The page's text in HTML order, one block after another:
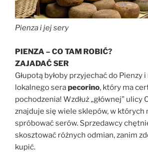
Pienza i jej sery
PIENZA – CO TAM ROBIĆ?
ZAJADAĆ SER
Głupotą byłoby przyjechać do Pienzy
lokalnego serapecorino, który ma
pochodzenia! Wzdłuż „głównej” ulicy
znajduje się wiele sklepów, w których
spróbować serów. Sprzedawcy
skosztować różnych odmian, zanim
kupić.